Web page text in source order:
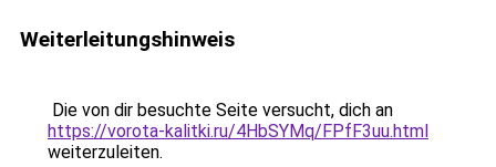
Weiterleitungshinweis
Die von dir besuchte Seite versucht, dich an
https://vorota-kalitki.ru/4HbSYMq/FPfF3uu.html
weiterzuleiten.